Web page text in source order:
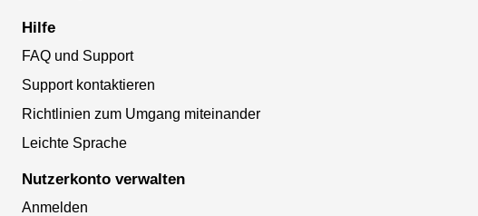
Hilfe
FAQ und Support
Support kontaktieren
Richtlinien zum Umgang miteinander
Leichte Sprache
Nutzerkonto verwalten
Anmelden